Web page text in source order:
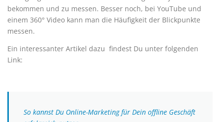
bekommen und zu messen. Besser noch, bei YouTube und
einem 360° Video kann man die Häufigkeit der Blickpunkte
messen.
Ein interessanter Artikel dazu findest Du unter folgenden
Link:
So kannst Du Online-Marketing für Dein offline Geschäft